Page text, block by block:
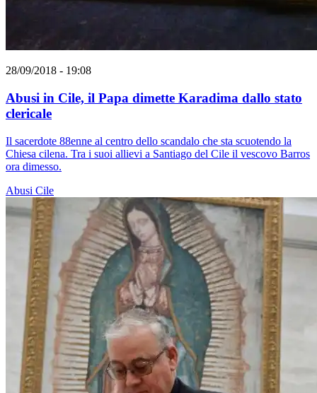
28/09/2018 - 19:08
Abusi in Cile, il Papa dimette Karadima dallo stato
clericale
Il sacerdote 88enne al centro dello scandalo che sta scuotendo la
Chiesa cilena. Tra i suoi allievi a Santiago del Cile il vescovo Barros
ora dimesso.
Abusi Cile